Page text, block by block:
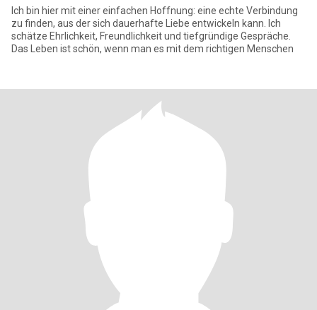
Ich bin hier mit einer einfachen Hoffnung: eine echte Verbindung
zu finden, aus der sich dauerhafte Liebe entwickeln kann. Ich
schätze Ehrlichkeit, Freundlichkeit und tiefgründige Gespräche.
Das Leben ist schön, wenn man es mit dem richtigen Menschen